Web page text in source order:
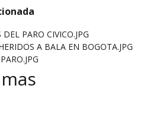
PARO CIVICO.JPG
A BALA EN BOGOTA.JPG